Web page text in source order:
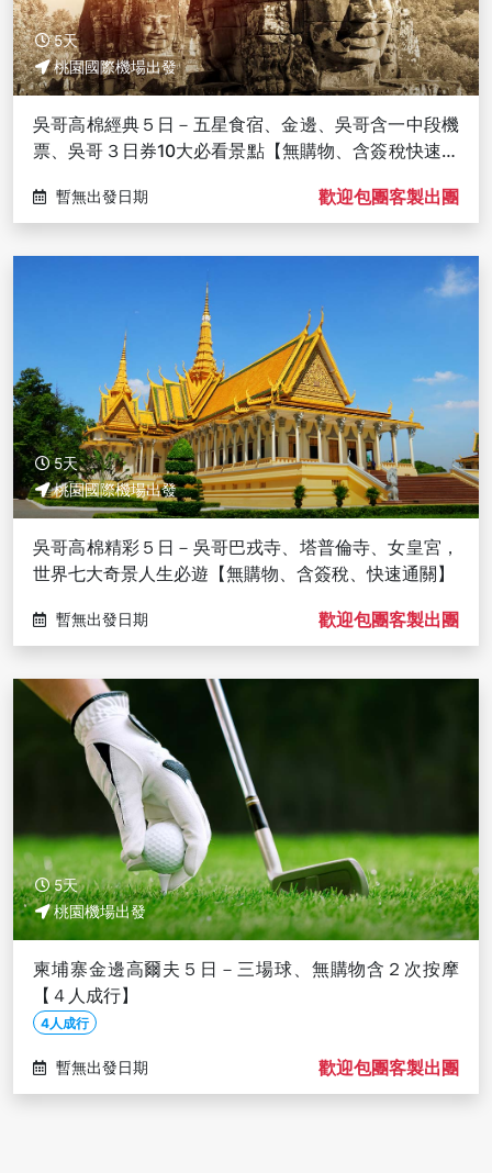
5天
桃園國際機場出發
吳哥高棉經典５日－五星食宿、金邊、吳哥含一中段機
票、吳哥３日券10大必看景點【無購物、含簽稅快速通
暫無出發日期 歡迎包團客製出團
5天
桃園國際機場出發
吳哥高棉精彩５日－吳哥巴戎寺、塔普倫寺、女皇宮，
世界七大奇景人生必遊【無購物、含簽稅、快速通關】
暫無出發日期 歡迎包團客製出團
5天
桃園機場出發
柬埔寨金邊高爾夫５日－三場球、無購物含２次按摩
【４人成行】
4人成行
暫無出發日期 歡迎包團客製出團